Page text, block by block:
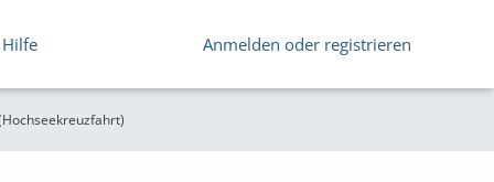
Hilfe Anmelden oder registrieren